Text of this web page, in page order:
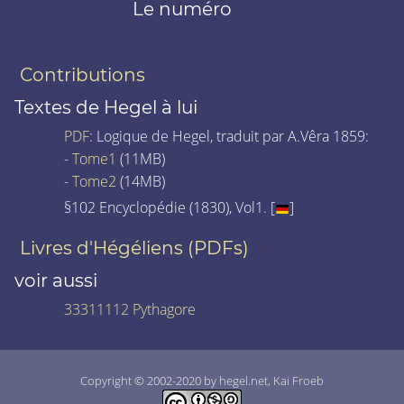
Le numéro
Contributions
Textes de Hegel à lui
PDF: Logique de Hegel, traduit par A.Vêra 1859:
-Tome1 (11MB)
-Tome2 (14MB)
§102 Encyclopédie (1830), Vol1. [
]
Livres d'Hégéliens (PDFs)
voir aussi
33311112 Pythagore
Copyright © 2002-2020 by hegel.net, Kai Froeb